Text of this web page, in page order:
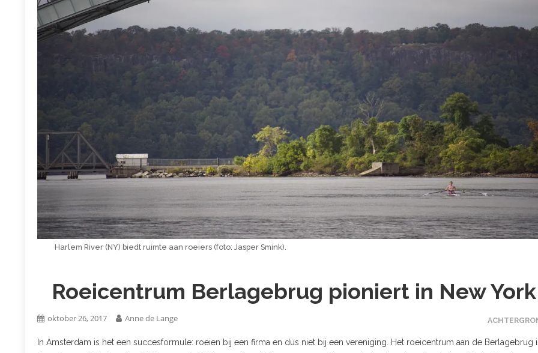
Harlem River (NY) biedt ruimte aan roeiers (foto: Jasper Smink).
Roeicentrum Berlagebrug pioniert in New York
oktober 26, 2017 Anne de Lange
In Amsterdam is het een succesformule: roeien bij een firma en dus niet bij een vereniging. Het roeicentrum aan de Berlagebrug